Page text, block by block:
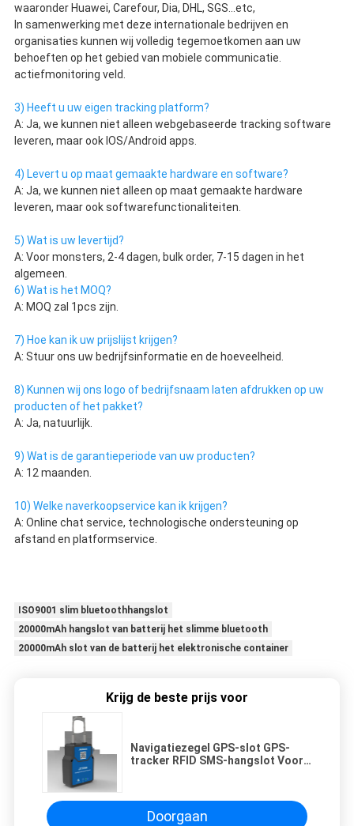
waaronder Huawei, Carefour, Dia, DHL, SGS...etc,
In samenwerking met deze internationale bedrijven en
organisaties kunnen wij volledig tegemoetkomen aan uw
behoeften op het gebied van mobiele communicatie.
actiefmonitoring veld.
3) Heeft u uw eigen tracking platform?
A: Ja, we kunnen niet alleen webgebaseerde tracking software
leveren, maar ook IOS/Android apps.
4) Levert u op maat gemaakte hardware en software?
A: Ja, we kunnen niet alleen op maat gemaakte hardware
leveren, maar ook softwarefunctionaliteiten.
5) Wat is uw levertijd?
A: Voor monsters, 2-4 dagen, bulk order, 7-15 dagen in het
algemeen.
6) Wat is het MOQ?
A: MOQ zal 1pcs zijn.
7) Hoe kan ik uw prijslijst krijgen?
A: Stuur ons uw bedrijfsinformatie en de hoeveelheid.
8) Kunnen wij ons logo of bedrijfsnaam laten afdrukken op uw
producten of het pakket?
A: Ja, natuurlijk.
9) Wat is de garantieperiode van uw producten?
A: 12 maanden.
10) Welke naverkoopservice kan ik krijgen?
A: Online chat service, technologische ondersteuning op
afstand en platformservice.
ISO9001 slim bluetoothhangslot
20000mAh hangslot van batterij het slimme bluetooth
20000mAh slot van de batterij het elektronische container
Krijg de beste prijs voor
Navigatiezegel GPS-slot GPS-
tracker RFID SMS-hangslot Voor
Doorgaan